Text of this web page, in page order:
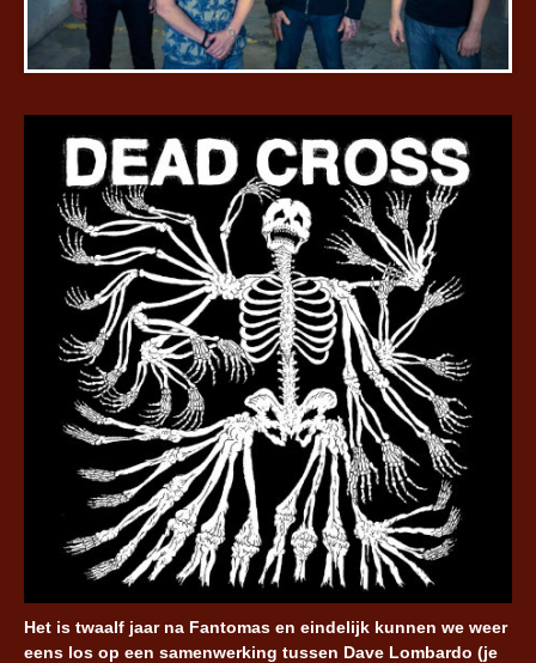
Het is twaalf jaar na Fantomas en eindelijk kunnen we weer
eens los op een samenwerking tussen Dave Lombardo (je